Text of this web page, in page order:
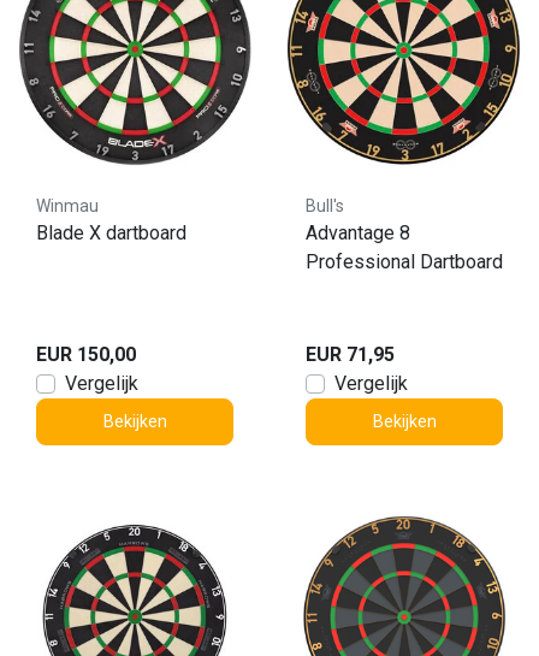
Winmau
Blade X dartboard
EUR 150,00
Vergelijk
Bekijken
Bull's
Advantage 8
Professional Dartboard
EUR 71,95
Vergelijk
Bekijken